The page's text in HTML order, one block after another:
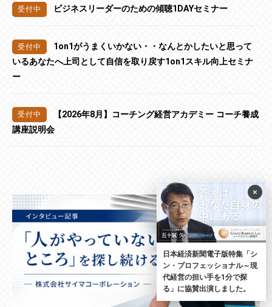
ビジネスリーダーのための傾聴1DAYセミナー
1on1がうまくいかない・・なんとかしたいと思って
いるあなたへ上司として自信を取り戻す1on1スキル向上セミナ
ー
【2026年8月】コーチング経営アカデミー コーチ養成
講座説明会
×
日本経済新聞電子版特集「シ
ン・プロフェッショナル～現
代経営の担い手を1分で探
る」に協賛出演しました。